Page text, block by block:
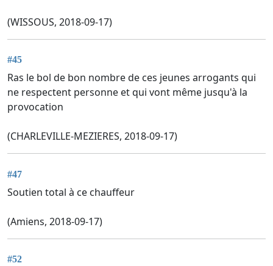
(WISSOUS, 2018-09-17)
#45
Ras le bol de bon nombre de ces jeunes arrogants qui
ne respectent personne et qui vont même jusqu'à la
provocation
(CHARLEVILLE-MEZIERES, 2018-09-17)
#47
Soutien total à ce chauffeur
(Amiens, 2018-09-17)
#52